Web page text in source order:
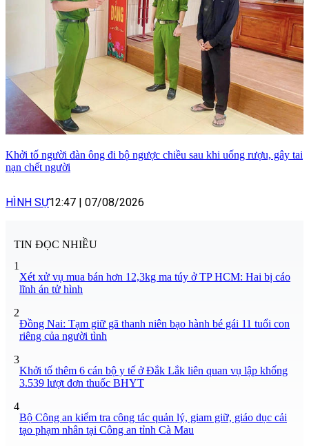
Khởi tố người đàn ông đi bộ ngược chiều sau khi uống rượu, gây tai
nạn chết người
HÌNH SỰ12:47 07/08/2026
TIN ĐỌC NHIỀU
1
Xét xử vụ mua bán hơn 12,3kg ma túy ở TP HCM: Hai bị cáo
lĩnh án tử hình
2
Đồng Nai: Tạm giữ gã thanh niên bạo hành bé gái 11 tuổi con
riêng của người tình
3
Khởi tố thêm 6 cán bộ y tế ở Đắk Lắk liên quan vụ lập khống
3.539 lượt đơn thuốc BHYT
4
Bộ Công an kiểm tra công tác quản lý, giam giữ, giáo dục cải
tạo phạm nhân tại Công an tỉnh Cà Mau